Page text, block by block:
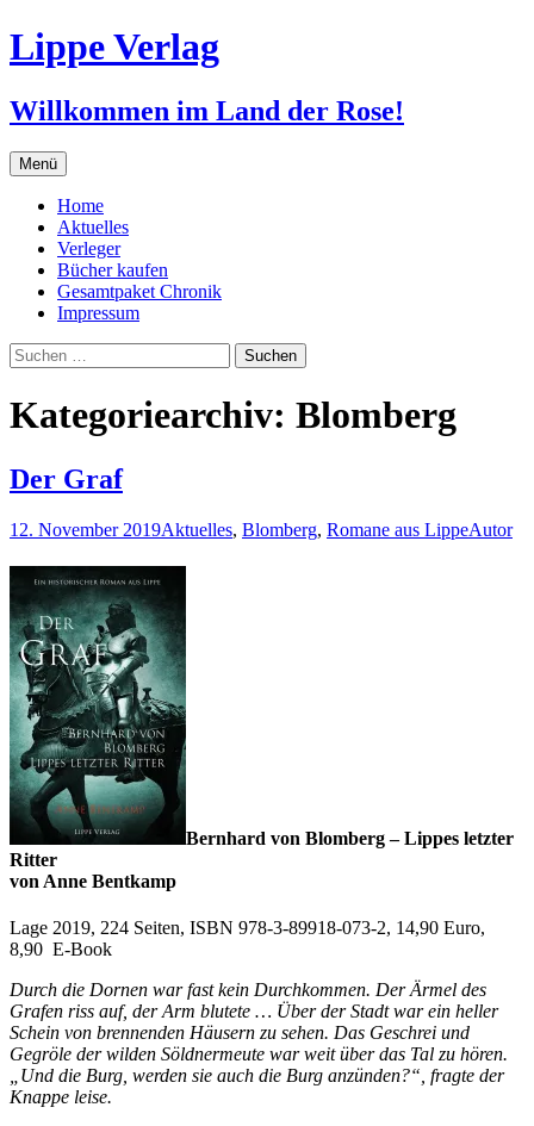
Zum
Inhalt
Lippe Verlag
Willkommen im Land der Rose!
Menü
Home
Aktuelles
Verleger
Bücher kaufen
Gesamtpaket Chronik
Impressum
Suchen
nach:
Kategoriearchiv: Blomberg
Der Graf
12. November 2019Aktuelles, Blomberg, Romane aus LippeAutor
Bernhard von Blomberg – Lippes letzter
Ritter
von Anne Bentkamp
Lage 2019, 224 Seiten, ISBN 978-3-89918-073-2, 14,90 Euro,
8,90 E-Book
Durch die Dornen war fast kein Durchkommen. Der Ärmel des
Grafen riss auf, der Arm blutete … Über der Stadt war ein heller
Schein von brennenden Häusern zu sehen. Das Geschrei und
Gegröle der wilden Söldnermeute war weit über das Tal zu hören.
„Und die Burg, werden sie auch die Burg anzünden?“, fragte der
Knappe leise.